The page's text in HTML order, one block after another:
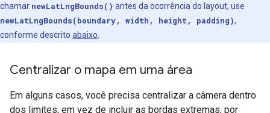
chamar newLatLngBounds() antes da ocorrência do layout, use
newLatLngBounds(boundary, width, height, padding),
conforme descrito abaixo
Centralizar o mapa em uma área
Em alguns casos, você precisa centralizar a câmera dentro
dos limites, em vez de incluir as bordas extremas, por